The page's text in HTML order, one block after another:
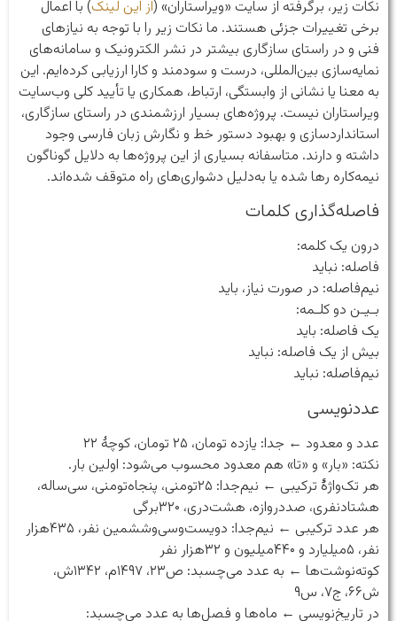
نکات زیر، برگرفته از سایت «ویراستاران» (از این لینک) با اعمال
برخی تغییرات جزئی هستند. ما نکات زیر را با توجه به نیازهای
فنی و در راستای سازگاری بیشتر در نشر الکترونیک و سامانه‌های
نمایه‌سازی بین‌المللی، درست و سودمند و کارا ارزیابی کرده‌ایم. این
به معنا یا نشانی از وابستگی، ارتباط، همکاری یا تأیید کلی وب‌سایت
ویراستاران نیست. پروژه‌های بسیار ارزشمندی در راستای سازگاری،
استانداردسازی و بهبود دستور خط و نگارش زبان فارسی وجود
داشته و دارند. متاسفانه بسیاری از این پروژه‌ها به دلایل گوناگون
نیمه‌کاره رها شده یا به‌دلیل دشواری‌های راه متوقف شده‌اند.
فاصله‌گذاری کلمات
درون یک کلمه:
فاصله: نباید
نیم‌فاصله: در صورت نیاز، باید
بـیـن دو کلـمه:
یک فاصله: باید
بیش از یک فاصله: نباید
نیم‌فاصله: نباید
عددنویسی
عدد و معدود ← جدا: یازده تومان، ۲۵ تومان، کوچهٔ ۲۲
نکته: «بار» و «تا» هم معدود محسوب می‌شود: اولین بار.
هر تک‌واژهٔ ترکیبی ← نیم‌جدا: ۲۵تومنی، پنجاه‌تومنی، سی‌ساله،
هشتاد‌نفری، صددروازه، هشت‌دری، ۳۲۰برگی
هر عدد ترکیبی ← نیم‌جدا: دویست‌وسی‌وششمین نفر، ۴۳۵هزار
نفر، ۵میلیارد و ۴۴۰میلیون و ۳۲هزار نفر
کوته‌نوشت‌ها ← به عدد می‌چسبد: ص۲۳، ۱۴۹۷م، ۱۳۴۲ش،
ش۶۶، ج۷، س۹
در تاریخ‌نویسی ← ماه‌ها و فصل‌ها به عدد می‌چسبد: